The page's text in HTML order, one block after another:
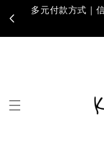
多元付款方式｜